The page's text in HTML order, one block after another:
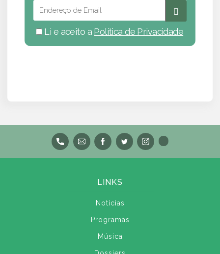
Li e aceito a Política de Privacidade
LINKS
Notícias
Programas
Música